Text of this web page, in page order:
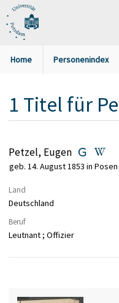
Home Personenindex
1 Titel für
Petzel, Eugen
geb. 14. August 1853 in
Land
Deutschland
Beruf
Leutnant ; Offizier